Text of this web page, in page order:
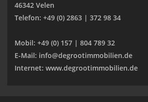
46342 Velen
Telefon: +49 (0) 2863 | 372 98 34
Mobil: +49 (0) 157 | 804 789 32
E-Mail: info@degrootimmobilien.de
Internet: www.degrootimmobilien.de